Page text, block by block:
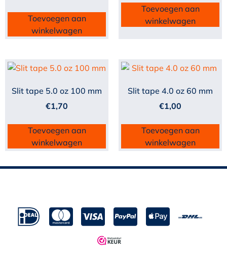
Toevoegen aan
winkelwagen
Toevoegen aan
winkelwagen
Slit tape 5.0 oz 100 mm
€1,70
Toevoegen aan
winkelwagen
Slit tape 4.0 oz 60 mm
€1,00
Toevoegen aan
winkelwagen